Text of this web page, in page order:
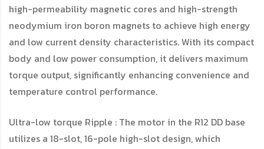
high-permeability magnetic cores and high-strength
neodymium iron boron magnets to achieve high energy
and low current density characteristics. With its compact
body and low power consumption, it delivers maximum
torque output, significantly enhancing convenience and
temperature control performance.
Ultra-low torque Ripple : The motor in the R12 DD base
utilizes a 18-slot, 16-pole high-slot design, which